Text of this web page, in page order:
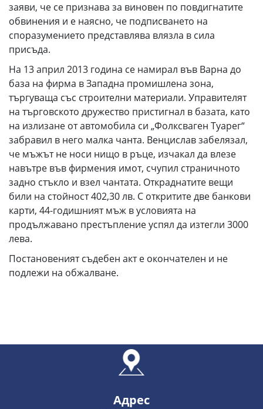
заяви, че се признава за виновен по повдигнатите
обвинения и е наясно, че подписването на
споразумението представлява влязла в сила
присъда.
На 13 април 2013 година се намирал във Варна до
база на фирма в Западна промишлена зона,
търгуваща със строителни материали. Управителят
на търговското дружество пристигнал в базата, като
на излизане от автомобила си „Фолксваген Туарег“
забравил в него малка чанта. Венцислав забелязал,
че мъжът не носи нищо в ръце, изчакал да влезе
навътре във фирмения имот, счупил страничното
задно стъкло и взел чантата. Откраднатите вещи
били на стойност 402,30 лв. С откритите две банкови
карти, 44-годишният мъж в условията на
продължавано престъпление успял да изтегли 3000
лева.
Постановеният съдебен акт е окончателен и не
подлежи на обжалване.
Адрес